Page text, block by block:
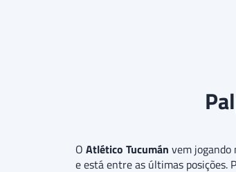
O Atlético Tucumán vem
e está entre as últimas posições.